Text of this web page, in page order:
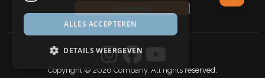
Copyright © 2026 Company, All rights reserved.
ALLES ACCEPTEREN
DETAILS WEERGEVEN